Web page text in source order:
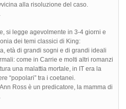
alla risoluzione del caso.
si legge agevolmente in 3-4 giorni e
dei temi classici di King:
età di grandi sogni e di grandi ideali
come in Carrie e molti altri romanzi
una malattia mortale, in IT era la
“popolari” tra i coetanei.
Ross è un predicatore, la mamma di